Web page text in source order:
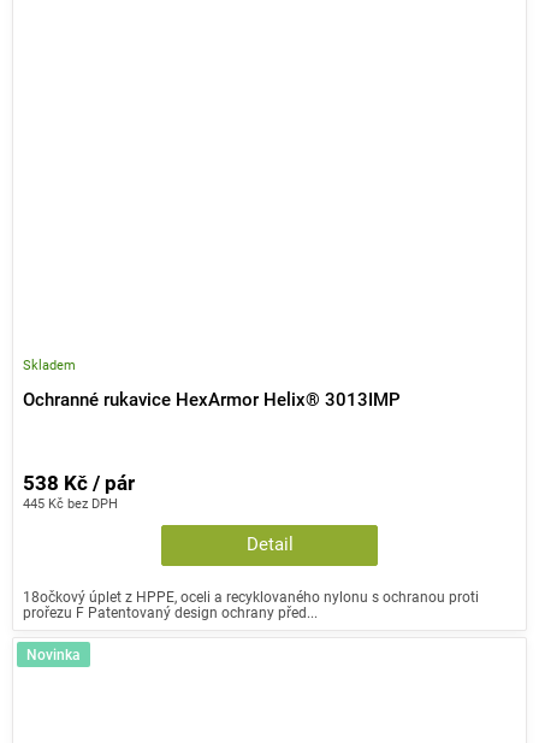
Ochranné rukavice HexArmor Helix® 3013IMP
Skladem
445 Kč bez DPH
538 Kč / pár
Detail
18očkový úplet z HPPE, oceli a recyklovaného nylonu s ochranou proti
prořezu F Patentovaný design ochrany před...
Novinka